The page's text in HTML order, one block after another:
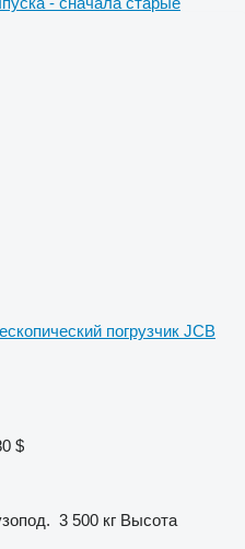
погрузчик JCB
$
3 500 кг Высота